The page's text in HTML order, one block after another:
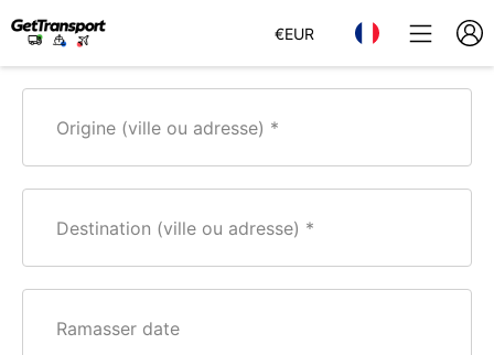
€EUR
Origine (ville ou adresse)
Destination (ville ou adresse)
Ramasser date